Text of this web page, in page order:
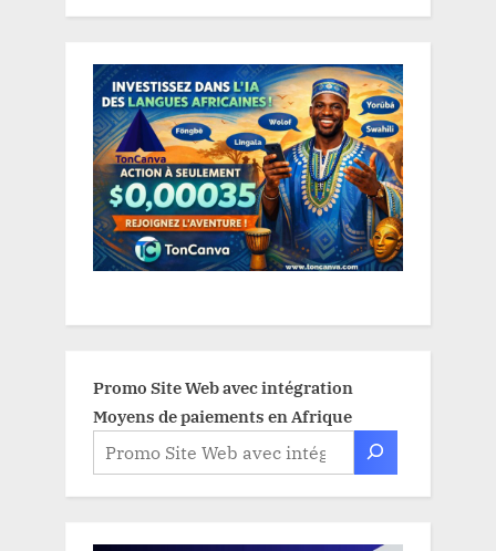
Promo Site Web avec intégration
Moyens de paiements en Afrique